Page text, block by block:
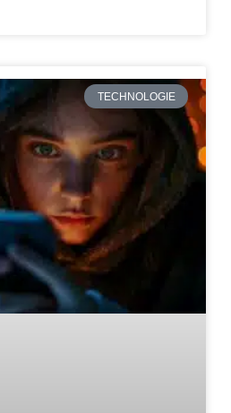
TECHNOLOGIE